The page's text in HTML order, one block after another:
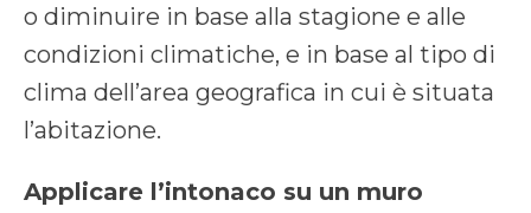
o diminuire in base alla stagione e alle
condizioni climatiche, e in base al tipo di
clima dell’area geografica in cui è situata
l’abitazione.
Applicare l’intonaco su un muro